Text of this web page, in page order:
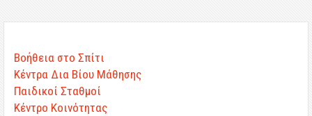
Βοήθεια στο Σπίτι
Κέντρα Δια Βίου Μάθησης
Παιδικοί Σταθμοί
Κέντρο Κοινότητας